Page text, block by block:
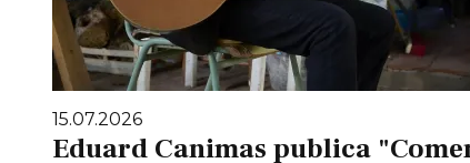
15.07.2026
Eduard Canimas publica